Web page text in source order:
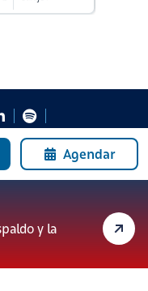
Agendar
y la